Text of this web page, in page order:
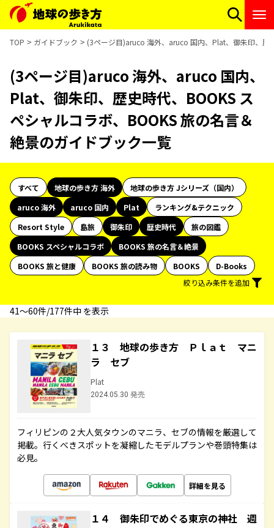
TOP ガイドブック (3ページ目)aruco 海外、aruco 国内、Plat、御朱印、歴
(3ページ目)aruco 海外、aruco 国内、
Plat、御朱印、歴史時代、BOOKS ス
ペシャルコラボ、BOOKS 旅の名言＆
絶景のガイドブック一覧
すべて 地球の歩き方 海外
地球の歩き方 Jシリーズ（国内）
aruco 海外
aruco 国内 Plat
ランキング&テクニック
Resort Style
島旅 御朱印 歴史時代
旅の図鑑
BOOKS スペシャルコラボ
BOOKS 旅の名言＆絶景
BOOKS 旅と健康
BOOKS 旅の読み物 BOOKS
D-Books
絞り込み条件を追加
41〜60件/177件中 を表示
１３ 地球の歩き方 Ｐｌａｔ マニ
ラ セブ
Plat
2024.05.30 発売
フィリピンの２大人気タウンのマニラ、セブの情報を厳選して
掲載。行くべきスポットを凝縮したモデルプランや巻頭特集は
必見。
詳細を見る
１４ 御朱印でめぐる東京の神社 週